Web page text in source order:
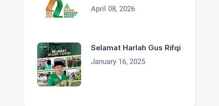
Tahun 2026
April 08, 2026
Selamat Harlah Gus Rifqi
January 16, 2025